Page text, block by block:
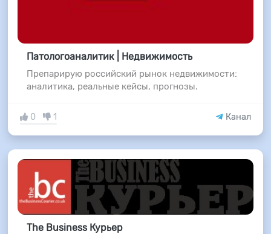
Патологоаналитик | Недвижимость
Препарирую российский рынок недвижимости:
аналитика, реальные кейсы, прогнозы.
0 1 Канал
The Business Курьер